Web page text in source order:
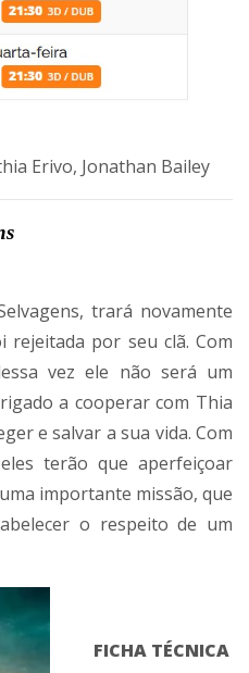
Erivo, Jonathan Bailey
trará novamente
por seu clã. Com
vez ele não será um
a cooperar com Thia
e salvar a sua vida. Com
terão que aperfeiçoar
importante missão, que
o respeito de um
FICHA TÉCNICA